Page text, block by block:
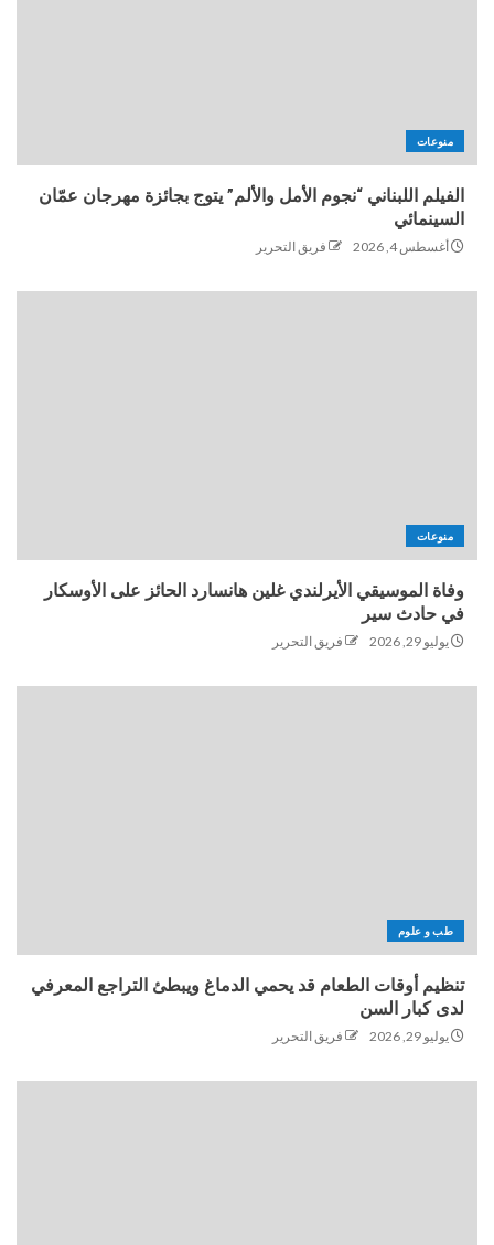
منوعات
الفيلم اللبناني “نجوم الأمل والألم” يتوج بجائزة مهرجان عمّان
السينمائي
أغسطس 4, 2026 فريق التحرير
منوعات
وفاة الموسيقي الأيرلندي غلين هانسارد الحائز على الأوسكار
في حادث سير
يوليو 29, 2026 فريق التحرير
طب و علوم
تنظيم أوقات الطعام قد يحمي الدماغ ويبطئ التراجع المعرفي
لدى كبار السن
يوليو 29, 2026 فريق التحرير